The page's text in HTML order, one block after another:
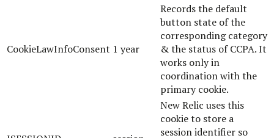
CookieLawInfoConsent 1 year
Records the default
button state of the
corresponding category
& the status of CCPA. It
works only in
coordination with the
primary cookie.
New Relic uses this
cookie to store a
session identifier so